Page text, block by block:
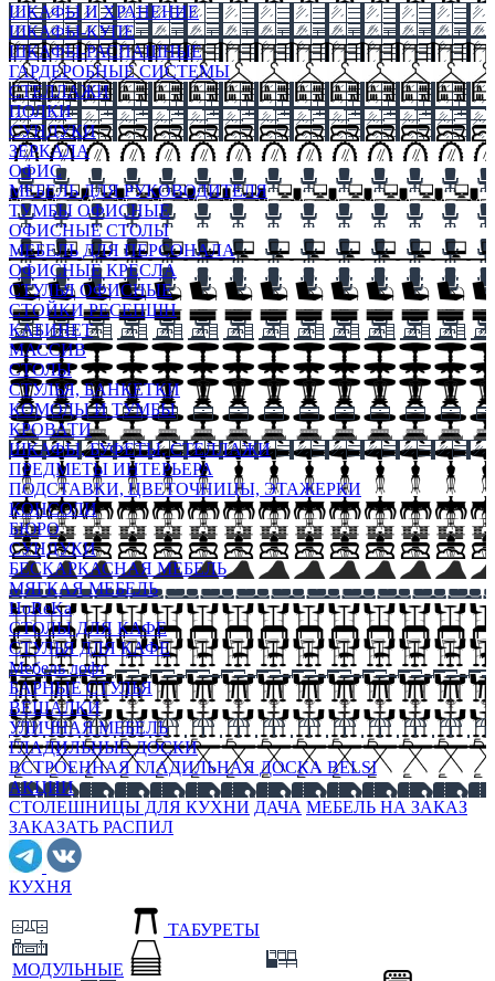
ШКАФЫ И ХРАНЕНИЕ
ШКАФЫ-КУПЕ
ШКАФЫ-РАСПАШНЫЕ
ГАРДЕРОБНЫЕ СИСТЕМЫ
СТЕЛЛАЖИ
ПОЛКИ
СУНДУКИ
ЗЕРКАЛА
ОФИС
МЕБЕЛЬ ДЛЯ РУКОВОДИТЕЛЯ
ТУМБЫ ОФИСНЫЕ
ОФИСНЫЕ СТОЛЫ
МЕБЕЛЬ ДЛЯ ПЕРСОНАЛА
ОФИСНЫЕ КРЕСЛА
СТУЛЬЯ ОФИСНЫЕ
СТОЙКИ РЕСЕПШН
КАБИНЕТ
МАССИВ
СТОЛЫ
СТУЛЬЯ, БАНКЕТКИ
КОМОДЫ И ТУМБЫ
КРОВАТИ
ШКАФЫ, БУФЕТЫ, СТЕЛЛАЖИ
ПРЕДМЕТЫ ИНТЕРЬЕРА
ПОДСТАВКИ, ЦВЕТОЧНИЦЫ, ЭТАЖЕРКИ
КОНСОЛИ
БЮРО
СУНДУКИ
БЕСКАРКАСНАЯ МЕБЕЛЬ
МЯГКАЯ МЕБЕЛЬ
HoReKa
СТОЛЫ ДЛЯ КАФЕ
СТУЛЬЯ ДЛЯ КАФЕ
Мебель лофт
БАРНЫЕ СТУЛЬЯ
ВЕШАЛКИ
УЛИЧНАЯ МЕБЕЛЬ
ГЛАДИЛЬНЫЕ ДОСКИ
ВСТРОЕННАЯ ГЛАДИЛЬНАЯ ДОСКА BELSI
АКЦИИ
СТОЛЕШНИЦЫ ДЛЯ КУХНИ ДАЧА МЕБЕЛЬ НА ЗАКАЗ
ЗАКАЗАТЬ РАСПИЛ
КУХНЯ
МОДУЛЬНЫЕ
ТАБУРЕТЫ